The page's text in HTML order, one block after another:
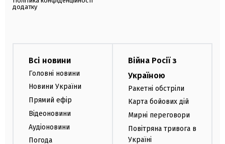
додатку
Всі новини
Головні новини
Новини України
Прямий ефір
Відеоновини
Аудіоновини
Погода
Війна Росії з
Україною
Ракетні обстріли
Карта бойових дій
Мирні переговори
Повітряна тривога в
Україні